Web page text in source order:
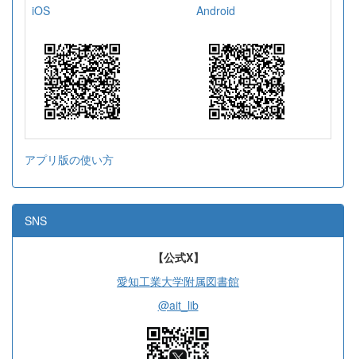
iOS Android
アプリ版の使い方
SNS
【公式X】
愛知工業大学附属図書館
@ait_lib